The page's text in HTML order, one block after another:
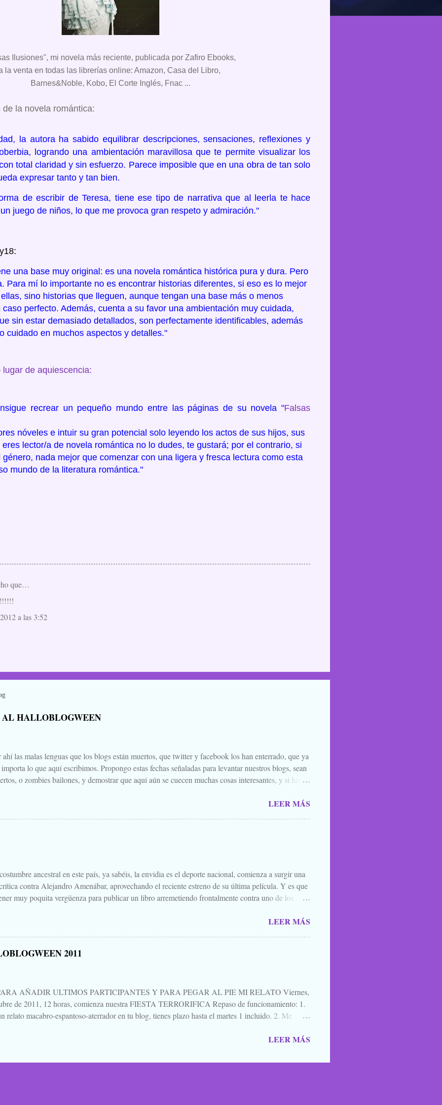
Ilusiones", mi novela más reciente, publicada por Zafiro Ebooks,
la venta en todas las librerías online: Amazon, Casa del Libro,
Barnes&Noble, Kobo, El Corte Inglés, Fnac ...
la novela romántica:
la autora ha sabido equilibrar descripciones, sensaciones, reflexiones y
logrando una ambientación maravillosa que te permite visualizar los
total claridad y sin esfuerzo. Parece imposible que en una obra de tan solo
expresar tanto y tan bien.
de escribir de Teresa, tiene ese tipo de narrativa que al leerla te hace
juego de niños, lo que me provoca gran respeto y admiración."
una base muy original: es una novela romántica histórica pura y dura. Pero
Para mí lo importante no es encontrar historias diferentes, si eso es lo mejor
sino historias que lleguen, aunque tengan una base más o menos
perfecto. Además, cuenta a su favor una ambientación muy cuidada,
sin estar demasiado detallados, son perfectamente identificables, además
cuidado en muchos aspectos y detalles."
de aquiescencia:
recrear un pequeño mundo entre las páginas de su novela "Falsas
nóveles e intuir su gran potencial solo leyendo los actos de sus hijos, sus
eres lector/a de novela romántica no lo dudes, te gustará; por el contrario, si
nada mejor que comenzar con una ligera y fresca lectura como esta
mundo de la literatura romántica."
que…
a las 3:52
AL HALLOBLOGWEEN
las malas lenguas que los blogs están muertos, que twitter y facebook los han enterrado, que ya
lo que aquí escribimos. Propongo estas fechas señaladas para levantar nuestros blogs, sean
o zombies bailones, y demostrar que aquí aún se cuecen muchas cosas interesantes, y si hace
Comienza el .... Os convoco a todos, amigos, conocidos, amigos de amigos, blogueros en
LEER MÁS
ancestral en este país, ya sabéis, la envidia es el deporte nacional, comienza a surgir una
contra Alejandro Amenábar, aprovechando el reciente estreno de su última película. Y es que
muy poquita vergüenza para publicar un libro arremetiendo frontalmente contra uno de los
sales de la sala es "no parece cine español", decía, que hay que tener mucha caradura para
está Google. Tampoco quiero hablar mucho de "Agora", porque no es una película para
LEER MÁS
2011
AÑADIR ULTIMOS PARTICIPANTES Y PARA PEGAR AL PIE MI RELATO Viernes,
de 2011, 12 horas, comienza nuestra FIESTA TERRORIFICA Repaso de funcionamiento: 1.
relato macabro-espantoso-aterrador en tu blog, tienes plazo hasta el martes 1 incluido. 2. Me
vas saltando de blog en blog, de relato en relato, dejando un comentario, un saludo, una
eso. Venga, la noche de brujas se acerca, la Santa Compaña se asoma en los caminos, los
LEER MÁS